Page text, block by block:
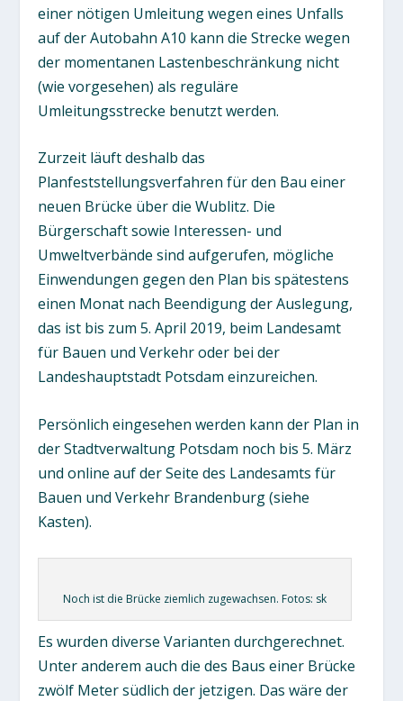
einer nötigen Umleitung wegen eines Unfalls
auf der Autobahn A10 kann die Strecke wegen
der momentanen Lastenbeschränkung nicht
(wie vorgesehen) als reguläre
Umleitungsstrecke benutzt werden.
Zurzeit läuft deshalb das
Planfeststellungsverfahren für den Bau einer
neuen Brücke über die Wublitz. Die
Bürgerschaft sowie Interessen- und
Umweltverbände sind aufgerufen, mögliche
Einwendungen gegen den Plan bis spätestens
einen Monat nach Beendigung der Auslegung,
das ist bis zum 5. April 2019, beim Landesamt
für Bauen und Verkehr oder bei der
Landeshauptstadt Potsdam einzureichen.
Persönlich eingesehen werden kann der Plan in
der Stadtverwaltung Potsdam noch bis 5. März
und online auf der Seite des Landesamts für
Bauen und Verkehr Brandenburg (siehe
Kasten).
Noch ist die Brücke ziemlich zugewachsen. Fotos: sk
Es wurden diverse Varianten durchgerechnet.
Unter anderem auch die des Baus einer Brücke
zwölf Meter südlich der jetzigen. Das wäre der